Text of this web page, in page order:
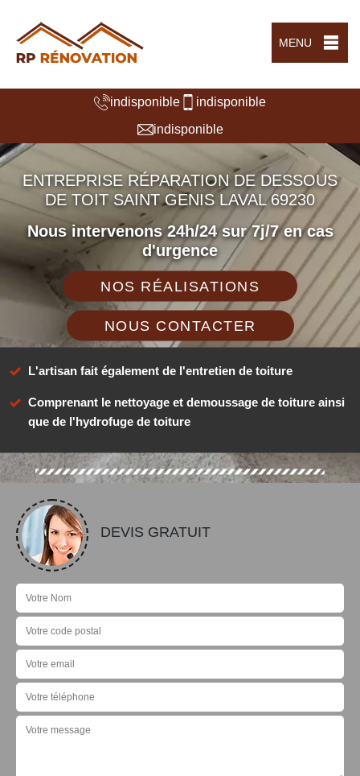
MENU
indisponible
indisponible
indisponible
ENTREPRISE RÉPARATION DE DESSOUS
DE TOIT SAINT GENIS LAVAL 69230
Nous intervenons 24h/24 sur 7j/7 en cas
d'urgence
NOS RÉALISATIONS
NOUS CONTACTER
L'artisan fait également de l'entretien de toiture
Comprenant le nettoyage et demoussage de toiture ainsi
que de l'hydrofuge de toiture
DEVIS GRATUIT